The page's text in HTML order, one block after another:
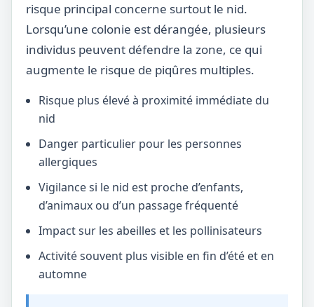
risque principal concerne surtout le nid.
Lorsqu’une colonie est dérangée, plusieurs
individus peuvent défendre la zone, ce qui
augmente le risque de piqûres multiples.
Risque plus élevé à proximité immédiate du
nid
Danger particulier pour les personnes
allergiques
Vigilance si le nid est proche d’enfants,
d’animaux ou d’un passage fréquenté
Impact sur les abeilles et les pollinisateurs
Activité souvent plus visible en fin d’été et en
automne